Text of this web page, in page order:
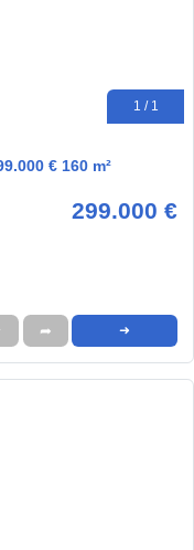
1 / 1
€ 160 m²
299.000 €
➦ ➜